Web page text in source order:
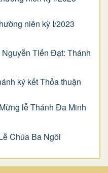
niên kỳ I/2023
Tiến Đạt: Thánh
ký kết Thỏa thuận
lễ Thánh Đa Minh
Chúa Ba Ngôi